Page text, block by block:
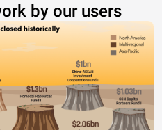
by our users